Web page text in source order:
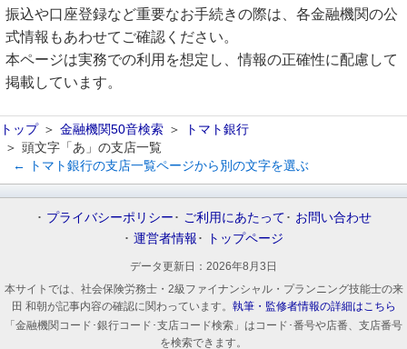
振込や口座登録など重要なお手続きの際は、各金融機関の公
式情報もあわせてご確認ください。
本ページは実務での利用を想定し、情報の正確性に配慮して
掲載しています。
トップ 金融機関50音検索
トマト銀行
頭文字「あ」の支店一覧
← トマト銀行の支店一覧ページから別の文字を選ぶ
プライバシーポリシー ご利用にあたって
お問い合わせ
運営者情報
トップページ
データ更新日： 2026年8月3日
本サイトでは、社会保険労務士・2級ファイナンシャル・プランニング技能士の来
田 和朝が記事内容の確認に関わっています。 執筆・監修者情報の詳細はこちら
「金融機関コード･銀行コード･支店コード検索」はコード･番号や店番、支店番号
を検索できます。